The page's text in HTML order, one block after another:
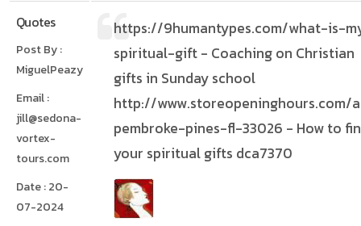
Quotes
Post By :
MiguelPeazy
Email :
jill@sedona-
vortex-
tours.com
Date : 20-
07-2024
https://9humantypes.com/what-is-
spiritual-gift - Coaching on Christian
gifts in Sunday school
http://www.storeopeninghours.com/
pembroke-pines-fl-33026 - How to
your spiritual gifts dca7370